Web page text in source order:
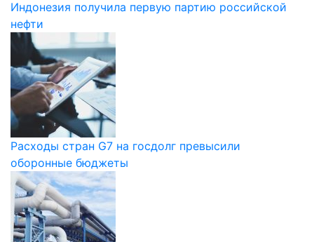
Индонезия получила первую партию российской
нефти
Расходы стран G7 на госдолг превысили
оборонные бюджеты